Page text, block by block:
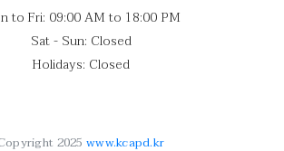
to Fri: 09:00 AM to 18:00 PM
Sat - Sun: Closed
Holidays: Closed
2025www.kcapd.kr